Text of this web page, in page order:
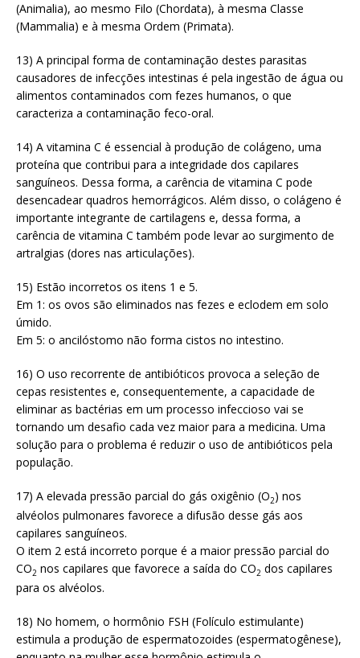
(Animalia), ao mesmo Filo (Chordata), à mesma Classe
(Mammalia) e à mesma Ordem (Primata).
13) A principal forma de contaminação destes parasitas
causadores de infecções intestinas é pela ingestão de água ou
alimentos contaminados com fezes humanos, o que
caracteriza a contaminação feco-oral.
14) A vitamina C é essencial à produção de colágeno, uma
proteína que contribui para a integridade dos capilares
sanguíneos. Dessa forma, a carência de vitamina C pode
desencadear quadros hemorrágicos. Além disso, o colágeno é
importante integrante de cartilagens e, dessa forma, a
carência de vitamina C também pode levar ao surgimento de
artralgias (dores nas articulações).
15) Estão incorretos os itens 1 e 5.
Em 1: os ovos são eliminados nas fezes e eclodem em solo
úmido.
Em 5: o ancilóstomo não forma cistos no intestino.
16) O uso recorrente de antibióticos provoca a seleção de
cepas resistentes e, consequentemente, a capacidade de
eliminar as bactérias em um processo infeccioso vai se
tornando um desafio cada vez maior para a medicina. Uma
solução para o problema é reduzir o uso de antibióticos pela
população.
17) A elevada pressão parcial do gás oxigênio (O2) nos
alvéolos pulmonares favorece a difusão desse gás aos
capilares sanguíneos.
O item 2 está incorreto porque é a maior pressão parcial do
CO2 nos capilares que favorece a saída do CO2 dos capilares
para os alvéolos.
18) No homem, o hormônio FSH (Folículo estimulante)
estimula a produção de espermatozoides (espermatogênese),